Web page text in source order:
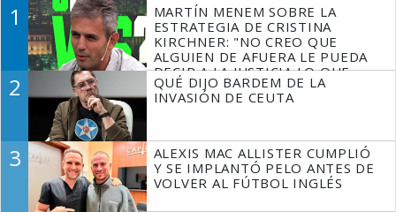
1
MARTÍN MENEM SOBRE LA
ESTRATEGIA DE CRISTINA
KIRCHNER: "NO CREO QUE
ALGUIEN DE AFUERA LE PUEDA
DECIR A LA JUSTICIA LO QUE
TIENE QUE HACER"
2
QUÉ DIJO BARDEM DE LA
INVASIÓN DE CEUTA
3
ALEXIS MAC ALLISTER CUMPLIÓ
Y SE IMPLANTÓ PELO ANTES DE
VOLVER AL FÚTBOL INGLÉS